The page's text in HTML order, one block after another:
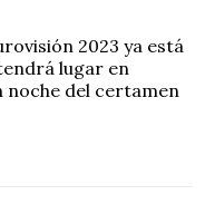
2023 ya está
lugar en
noche del certamen